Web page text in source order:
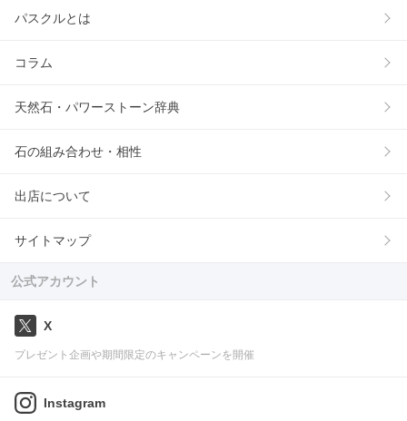
パスクルとは
コラム
天然石・パワーストーン辞典
石の組み合わせ・相性
出店について
サイトマップ
公式アカウント
X
プレゼント企画や期間限定のキャンペーンを開催
Instagram